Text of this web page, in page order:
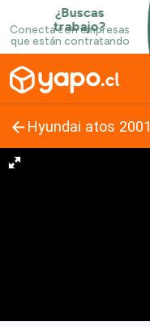
Hyundai atos 2001